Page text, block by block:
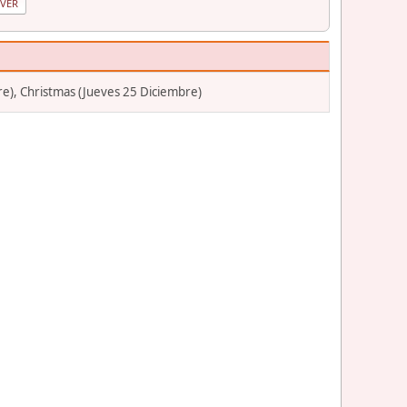
Christmas (Jueves 25 Diciembre)